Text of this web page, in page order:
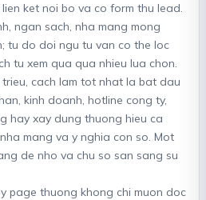
lien ket noi bo va co form thu lead.
ngan sach, nha mang mong
tu do doi ngu tu van co the loc
tu xem qua qua nhieu lua chon.
cach lam tot nhat la bat dau
kinh doanh, hotline cong ty,
hay xay dung thuong hieu ca
mang va y nghia con so. Mot
de nho va chu so san sang su
page thuong khong chi muon doc